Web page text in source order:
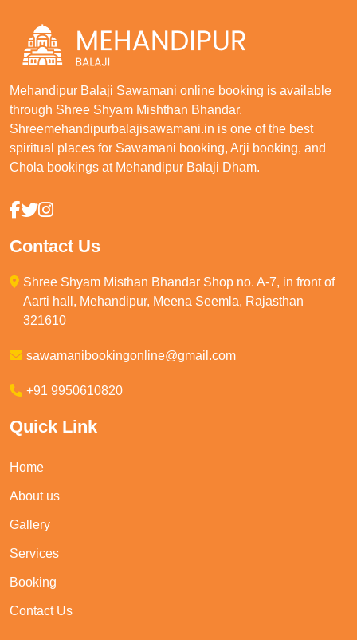
Mehandipur Balaji Sawamani online booking is available
through Shree Shyam Mishthan Bhandar.
Shreemehandipurbalajisawamani.in is one of the best
spiritual places for Sawamani booking, Arji booking, and
Chola bookings at Mehandipur Balaji Dham.
Contact Us
Shree Shyam Misthan Bhandar Shop no. A-7, in front of
Aarti hall, Mehandipur, Meena Seemla, Rajasthan
321610
sawamanibookingonline@gmail.com
+91 9950610820
Quick Link
Home
About us
Gallery
Services
Booking
Contact Us